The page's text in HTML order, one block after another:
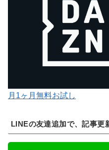
月1ヶ月無料お試し
LINEの友達追加で、記事更